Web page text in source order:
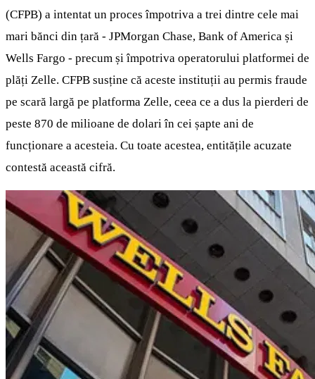
(CFPB) a intentat un proces împotriva a trei dintre cele mai
mari bănci din țară - JPMorgan Chase, Bank of America și
Wells Fargo - precum și împotriva operatorului platformei de
plăți Zelle. CFPB susține că aceste instituții au permis fraude
pe scară largă pe platforma Zelle, ceea ce a dus la pierderi de
peste 870 de milioane de dolari în cei șapte ani de
funcționare a acesteia. Cu toate acestea, entitățile acuzate
contestă această cifră.